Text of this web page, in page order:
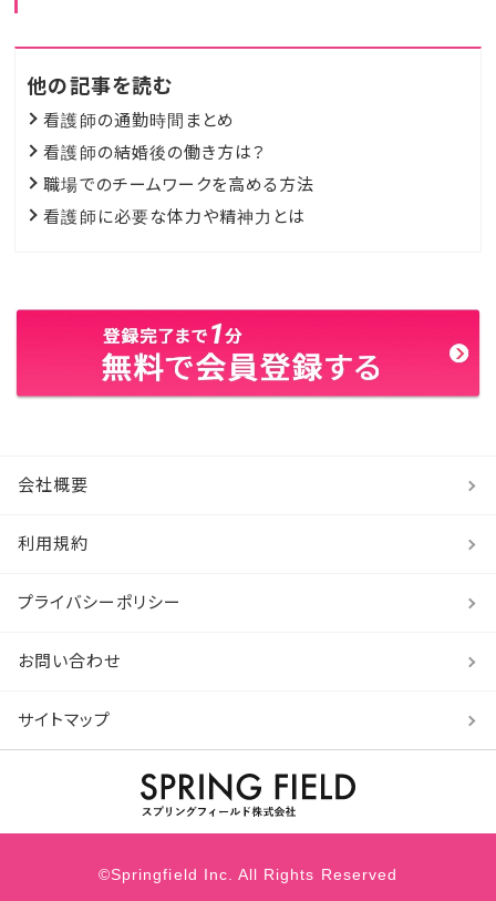
他の記事を読む
看護師の通勤時間まとめ
看護師の結婚後の働き方は？
職場でのチームワークを高める方法
看護師に必要な体力や精神力とは
会社概要
利用規約
プライバシーポリシー
お問い合わせ
サイトマップ
©Springfield Inc. All Rights Reserved